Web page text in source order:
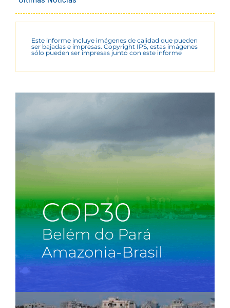
Este informe incluye imágenes de calidad que pueden
ser bajadas e impresas. Copyright IPS, estas imágenes
sólo pueden ser impresas junto con este informe